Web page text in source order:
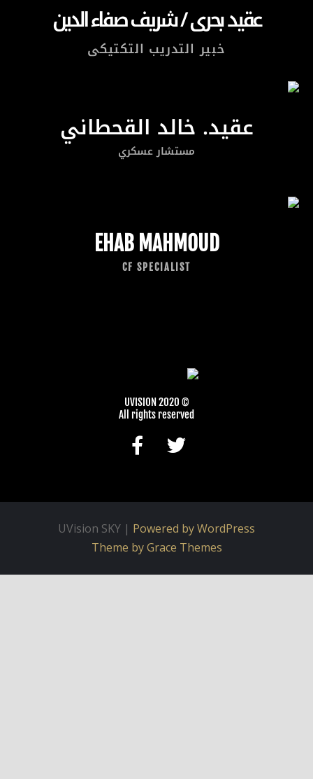
عقيد بحرى / شريف صفاء الدين
خبير التدريب التكتيكى
عقيد. خالد القحطاني
مستشار عسكري
EHAB MAHMOUD
CF SPECIALIST
© 2020 UVISION
All rights reserved
UVision SKY | Powered by WordPress
Theme by Grace Themes